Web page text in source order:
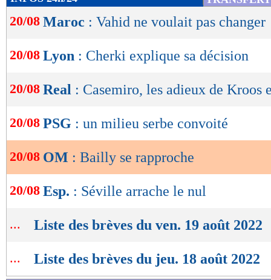
de
lecture
OK
20/08 Maroc : Vahid ne voulait pas changer
20/08 Lyon : Cherki explique sa décision
20/08 Real : Casemiro, les adieux de Kroos
20/08 PSG : un milieu serbe convoité
20/08 OM : Bailly se rapproche
20/08 Esp. : Séville arrache le nul
... Liste des brèves du ven. 19 août 2022
... Liste des brèves du jeu. 18 août 2022